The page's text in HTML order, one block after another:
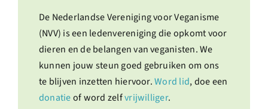
De Nederlandse Vereniging voor Veganisme
(NVV) is een ledenvereniging die opkomt voor
dieren en de belangen van veganisten. We
kunnen jouw steun goed gebruiken om ons
te blijven inzetten hiervoor.Word lid, doe een
donatieof word zelfvrijwilliger.